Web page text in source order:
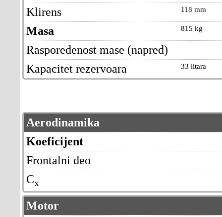
118 mm
Klirens
815 kg
Masa
Raspoređenost mase (napred)
33 litara
Kapacitet rezervoara
Aerodinamika
Koeficijent
Frontalni deo
Cx
Motor